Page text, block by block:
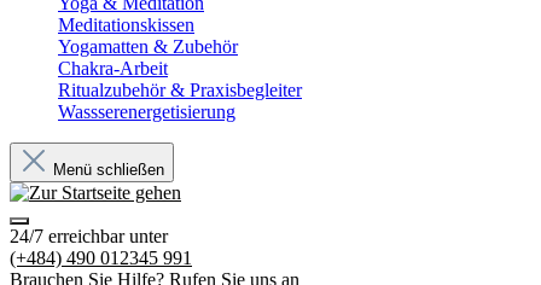
Meditationskissen
Yogamatten & Zubehör
Chakra-Arbeit
Ritualzubehör & Praxisbegleiter
Wassserenergetisierung
Menü schließen
24/7 erreichbar unter
(+484) 490 012345 991
Brauchen Sie Hilfe? Rufen Sie uns an